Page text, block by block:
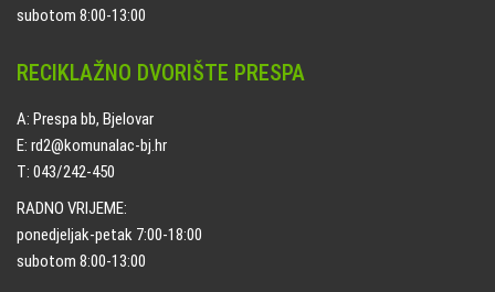
subotom 8:00-13:00
RECIKLAŽNO DVORIŠTE PRESPA
A: Prespa bb, Bjelovar
E: rd2@komunalac-bj.hr
T: 043/242-450
RADNO VRIJEME:
ponedjeljak-petak 7:00-18:00
subotom 8:00-13:00